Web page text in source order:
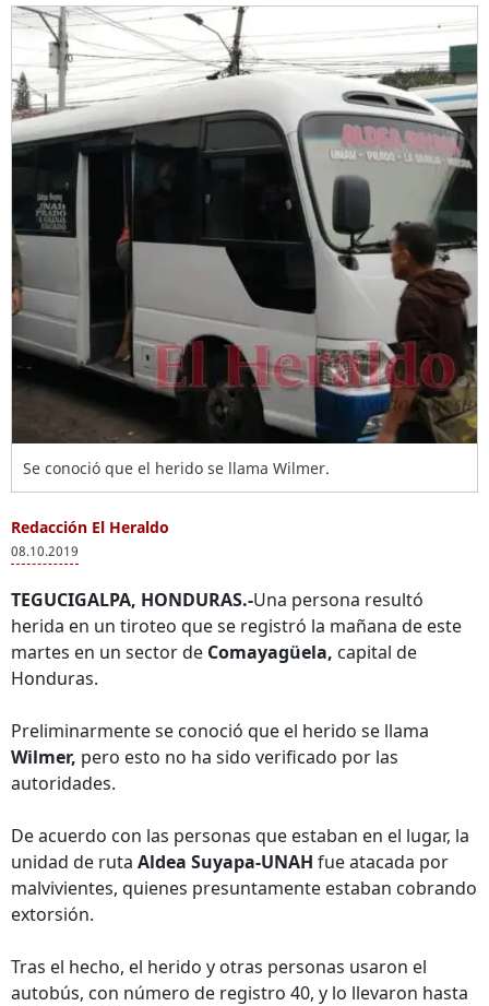
Se conoció que el herido se llama Wilmer.
Redacción El Heraldo
08.10.2019
TEGUCIGALPA, HONDURAS.-Una persona resultó
herida en un tiroteo que se registró la mañana de este
martes en un sector de Comayagüela, capital de
Honduras.
Preliminarmente se conoció que el herido se llama
Wilmer, pero esto no ha sido verificado por las
autoridades.
De acuerdo con las personas que estaban en el lugar, la
unidad de ruta Aldea Suyapa-UNAH fue atacada por
malvivientes, quienes presuntamente estaban cobrando
extorsión.
Tras el hecho, el herido y otras personas usaron el
autobús, con número de registro 40, y lo llevaron hasta